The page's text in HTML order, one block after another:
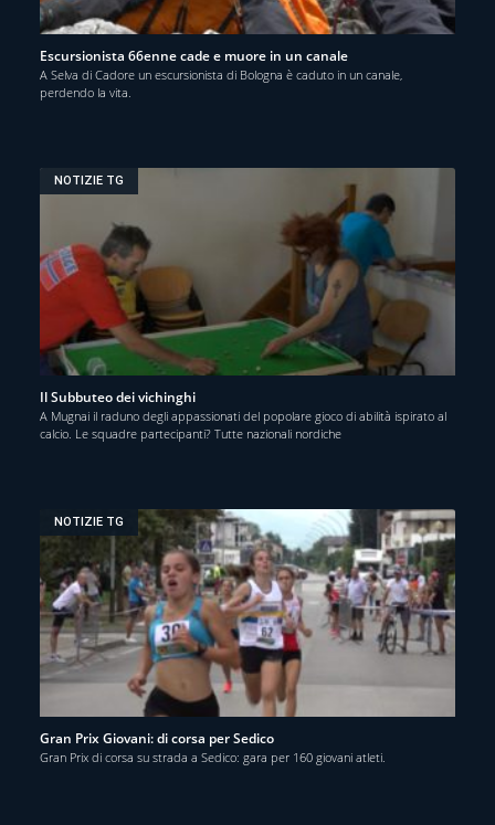
Escursionista 66enne cade e muore in un canale
A Selva di Cadore un escursionista di Bologna è caduto in un canale,
perdendo la vita.
NOTIZIE TG
Il Subbuteo dei vichinghi
A Mugnai il raduno degli appassionati del popolare gioco di abilità ispirato al
calcio. Le squadre partecipanti? Tutte nazionali nordiche
NOTIZIE TG
Gran Prix Giovani: di corsa per Sedico
Gran Prix di corsa su strada a Sedico: gara per 160 giovani atleti.